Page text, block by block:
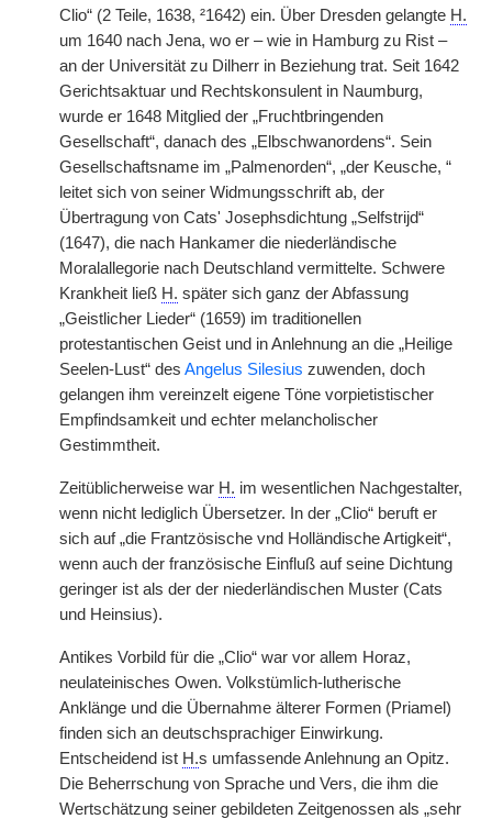
Clio“ (2 Teile, 1638, ²1642) ein. Über Dresden gelangte H.
um 1640 nach Jena, wo er – wie in Hamburg zu Rist –
an der Universität zu Dilherr in Beziehung trat. Seit 1642
Gerichtsaktuar und Rechtskonsulent in Naumburg,
wurde er 1648 Mitglied der „Fruchtbringenden
Gesellschaft“, danach des „Elbschwanordens“. Sein
Gesellschaftsname im „Palmenorden“, „der Keusche, “
leitet sich von seiner Widmungsschrift ab, der
Übertragung von Cats' Josephsdichtung „Selfstrijd“
(1647), die nach Hankamer die niederländische
Moralallegorie nach Deutschland vermittelte. Schwere
Krankheit ließ H. später sich ganz der Abfassung
„Geistlicher Lieder“ (1659) im traditionellen
protestantischen Geist und in Anlehnung an die „Heilige
Seelen-Lust“ des Angelus Silesius zuwenden, doch
gelangen ihm vereinzelt eigene Töne vorpietistischer
Empfindsamkeit und echter melancholischer
Gestimmtheit.
Zeitüblicherweise war H. im wesentlichen Nachgestalter,
wenn nicht lediglich Übersetzer. In der „Clio“ beruft er
sich auf „die Frantzösische vnd Holländische Artigkeit“,
wenn auch der französische Einfluß auf seine Dichtung
geringer ist als der der niederländischen Muster (Cats
und Heinsius).
Antikes Vorbild für die „Clio“ war vor allem Horaz,
neulateinisches Owen. Volkstümlich-lutherische
Anklänge und die Übernahme älterer Formen (Priamel)
finden sich an deutschsprachiger Einwirkung.
Entscheidend ist H.s umfassende Anlehnung an Opitz.
Die Beherrschung von Sprache und Vers, die ihm die
Wertschätzung seiner gebildeten Zeitgenossen als „sehr